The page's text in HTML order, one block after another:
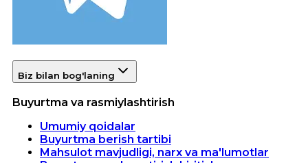
Biz bilan bog'laning
Buyurtma va rasmiylashtirish
Umumiy qoidalar
Buyurtma berish tartibi
Mahsulot mavjudligi, narx va ma'lumotlar